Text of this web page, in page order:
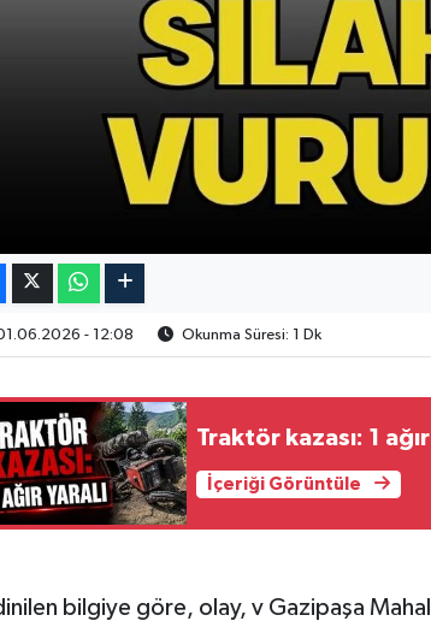
- 12:08 Okunma Süresi: 1 Dk
Traktör kazası: 1
İçeriği Görüntüle
bilgiye göre, olay, v Gazipaşa